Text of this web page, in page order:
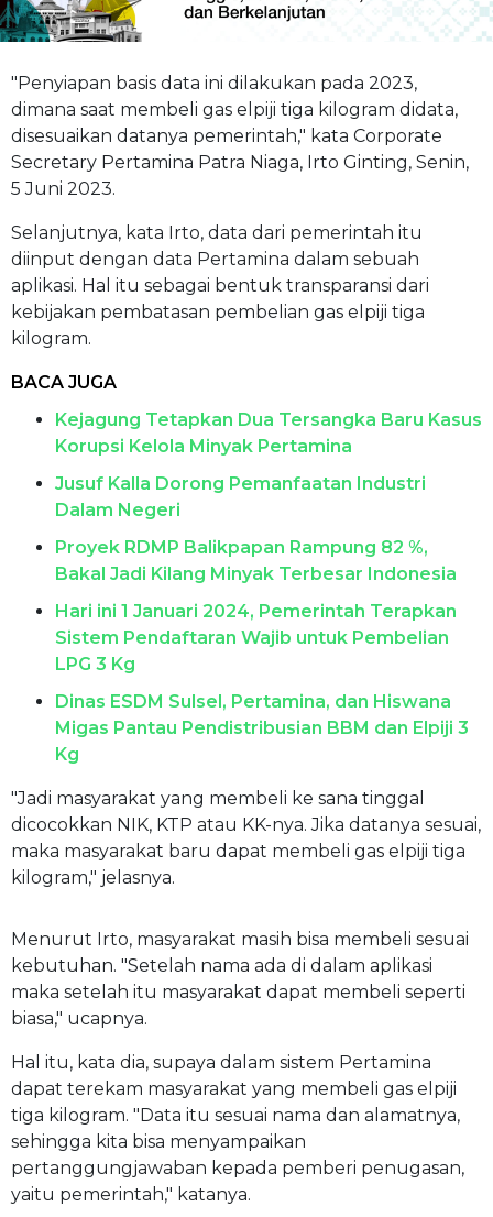
"Penyiapan basis data ini dilakukan pada 2023,
dimana saat membeli gas elpiji tiga kilogram didata,
disesuaikan datanya pemerintah," kata Corporate
Secretary Pertamina Patra Niaga, Irto Ginting, Senin,
5 Juni 2023.
Selanjutnya, kata Irto, data dari pemerintah itu
diinput dengan data Pertamina dalam sebuah
aplikasi. Hal itu sebagai bentuk transparansi dari
kebijakan pembatasan pembelian gas elpiji tiga
kilogram.
BACA JUGA
Kejagung Tetapkan Dua Tersangka Baru Kasus
Korupsi Kelola Minyak Pertamina
Jusuf Kalla Dorong Pemanfaatan Industri
Dalam Negeri
Proyek RDMP Balikpapan Rampung 82 %,
Bakal Jadi Kilang Minyak Terbesar Indonesia
Hari ini 1 Januari 2024, Pemerintah Terapkan
Sistem Pendaftaran Wajib untuk Pembelian
LPG 3 Kg
Dinas ESDM Sulsel, Pertamina, dan Hiswana
Migas Pantau Pendistribusian BBM dan Elpiji 3
Kg
"Jadi masyarakat yang membeli ke sana tinggal
dicocokkan NIK, KTP atau KK-nya. Jika datanya sesuai,
maka masyarakat baru dapat membeli gas elpiji tiga
kilogram," jelasnya.
Menurut Irto, masyarakat masih bisa membeli sesuai
kebutuhan. "Setelah nama ada di dalam aplikasi
maka setelah itu masyarakat dapat membeli seperti
biasa," ucapnya.
Hal itu, kata dia, supaya dalam sistem Pertamina
dapat terekam masyarakat yang membeli gas elpiji
tiga kilogram. "Data itu sesuai nama dan alamatnya,
sehingga kita bisa menyampaikan
pertanggungjawaban kepada pemberi penugasan,
yaitu pemerintah," katanya.